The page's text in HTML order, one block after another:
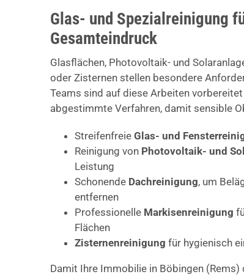
Glas- und Spezialreinigung
Gesamteindruck
Glasflächen, Photovoltaik- und
oder Zisternen stellen besondere
Teams sind auf diese Arbeiten vorbereitet
abgestimmte Verfahren, damit sensible
Streifenfreie Glas- und
Reinigung von Photovoltaik- und
Leistung
Schonende Dachreinigung, um
entfernen
Professionelle Markisenreinigung
Flächen
Zisternenreinigung für hygienisch
Damit Ihre Immobilie in Böbingen